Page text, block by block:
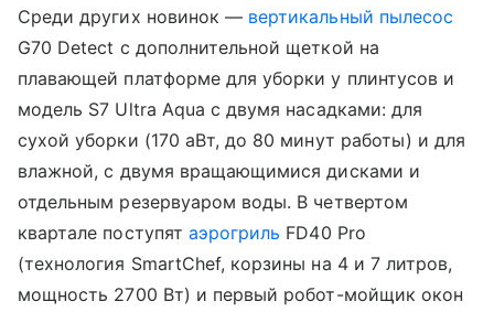
Среди других новинок — вертикальный пылесос
G70 Detect с дополнительной щеткой на
плавающей платформе для уборки у плинтусов и
модель S7 Ultra Aqua с двумя насадками: для
сухой уборки (170 аВт, до 80 минут работы) и для
влажной, с двумя вращающимися дисками и
отдельным резервуаром воды. В четвертом
квартале поступят аэрогриль FD40 Pro
(технология SmartChef, корзины на 4 и 7 литров,
мощность 2700 Вт) и первый робот-мойщик окон